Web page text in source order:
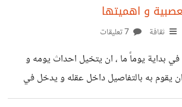
أي حدث ضار ، بعيدا عن السبب و المسبب و كأن
له يد في الموضوع. و لكن لو وضعنا الامر
و رجعنا بالاحداث الى الوراء شيءا فشيءا
عنصر بشري و ليس كائن من
و اهميتها
ثقافة
بداية يوماً ما ، ان يتخيل احداث يومه و
يقوم به بالتفاصيل داخل عقله و يدخل في
و التفاعل مع احداث فيما يحدث و ما